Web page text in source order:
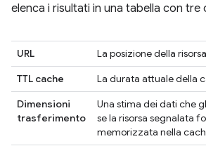
elenca i risultati in una tabella con tre
URL
La posizione della
TTL cache
La durata attuale della
Dimensioni
trasferimento
Una stima dei dati che
se la risorsa segnalata
memorizzata nella